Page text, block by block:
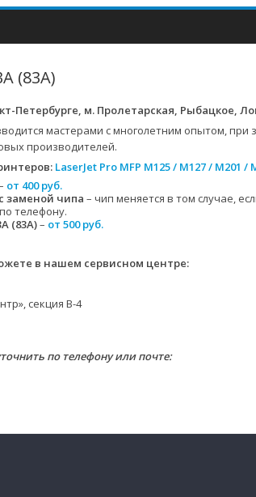
(83A)
Петербурге, м. Пролетарская, Рыбацкое,
мастерами с многолетним опытом, при
производителей.
LaserJet Pro MFP M125 / M127 / M201 /
от 400 руб.
заменой чипа – чип меняется в том случае,
телефону.
(83A)– от 500 руб.
в нашем сервисном центре:
секция B-4
по телефону или почте: